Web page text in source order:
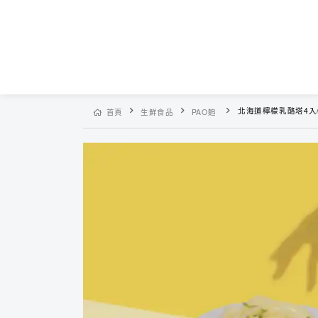
首頁 生鮮食品 PAO麭 北海道檸檬乳酪塔4